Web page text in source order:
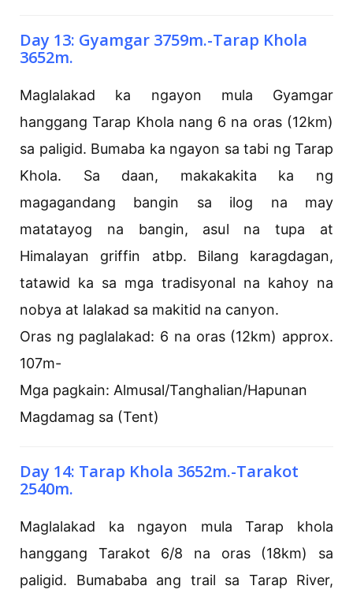
Day 13: Gyamgar 3759m.-Tarap Khola
3652m.
Maglalakad ka ngayon mula Gyamgar
hanggang Tarap Khola nang 6 na oras (12km)
sa paligid. Bumaba ka ngayon sa tabi ng Tarap
Khola. Sa daan, makakakita ka ng
magagandang bangin sa ilog na may
matatayog na bangin, asul na tupa at
Himalayan griffin atbp. Bilang karagdagan,
tatawid ka sa mga tradisyonal na kahoy na
nobya at lalakad sa makitid na canyon.
Oras ng paglalakad: 6 na oras (12km) approx.
107m-
Mga pagkain: Almusal/Tanghalian/Hapunan
Magdamag sa (Tent)
Day 14: Tarap Khola 3652m.-Tarakot
2540m.
Maglalakad ka ngayon mula Tarap khola
hanggang Tarakot 6/8 na oras (18km) sa
paligid. Bumababa ang trail sa Tarap River,